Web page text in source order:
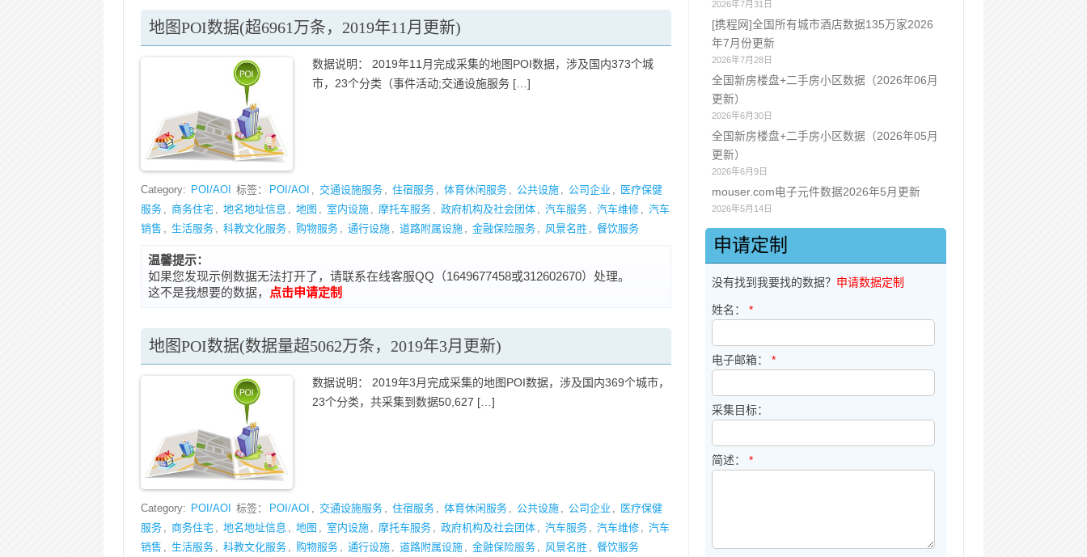
地图POI数据(超6961万条，2019年11月更新)
数据说明： 2019年11月完成采集的地图POI数据，涉及国内373个城
市，23个分类（事件活动;交通设施服务 […]
Category: POI/AOI 标签： POI/AOI , 交通设施服务 , 住宿服务 , 体育休闲服务 , 公共设施 , 公司企业 , 医疗保健
服务 , 商务住宅 , 地名地址信息 , 地图 , 室内设施 , 摩托车服务 , 政府机构及社会团体 , 汽车服务 , 汽车维修 , 汽车
销售 , 生活服务 , 科教文化服务 , 购物服务 , 通行设施 , 道路附属设施 , 金融保险服务 , 风景名胜 , 餐饮服务
温馨提示：
如果您发现示例数据无法打开了，请联系在线客服QQ（1649677458或312602670）处理。
这不是我想要的数据，
点击申请定制
地图POI数据(数据量超5062万条，2019年3月更新)
数据说明： 2019年3月完成采集的地图POI数据，涉及国内369个城市，
23个分类，共采集到数据50,627 […]
Category: POI/AOI 标签： POI/AOI , 交通设施服务 , 住宿服务 , 体育休闲服务 , 公共设施 , 公司企业 , 医疗保健
服务 , 商务住宅 , 地名地址信息 , 地图 , 室内设施 , 摩托车服务 , 政府机构及社会团体 , 汽车服务 , 汽车维修 , 汽车
销售 , 生活服务 , 科教文化服务 , 购物服务 , 通行设施 , 道路附属设施 , 金融保险服务 , 风景名胜 , 餐饮服务
2026年7月31日
[携程网]全国所有城市酒店数据135万家2026
年7月份更新
2026年7月28日
全国新房楼盘+二手房小区数据（2026年06月
更新）
2026年6月30日
全国新房楼盘+二手房小区数据（2026年05月
更新）
2026年6月9日
mouser.com电子元件数据2026年5月更新
2026年5月14日
申请定制
没有找到我要找的数据？ 申请数据定制
姓名：*
电子邮箱：*
采集目标：
简述：*